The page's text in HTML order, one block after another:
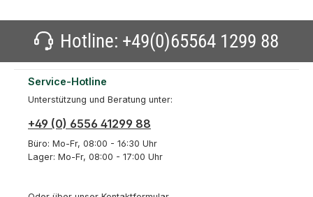
Hotline: +49(0)65564 1299 88
Service-Hotline
Unterstützung und Beratung unter:
+49 (0) 6556 41299 88
Büro: Mo-Fr, 08:00 - 16:30 Uhr
Lager: Mo-Fr, 08:00 - 17:00 Uhr